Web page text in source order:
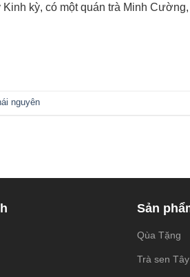
kỳ, có một quán trà Minh
nguyên
Sản
Qùa Tặng
Trà sen